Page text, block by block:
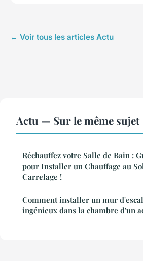
← Voir tous les articles Actu
Actu — Sur le même sujet
Réchauffez votre Salle de Bain :
pour Installer un Chauffage au
Carrelage !
Comment installer un mur
ingénieux dans la chambre d'un